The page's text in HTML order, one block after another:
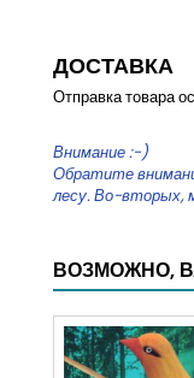
ДОСТАВКА
Отправка товара
Внимание :-)
Обратите
лесу. Во-вторых,
ВОЗМОЖНО,